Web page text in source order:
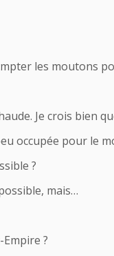
les moutons
Je crois bien
occupée pour le
?
mais…
?